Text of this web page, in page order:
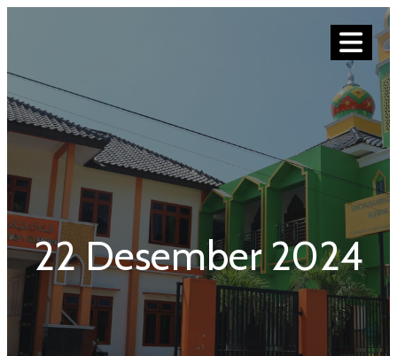
22 Desember 2024